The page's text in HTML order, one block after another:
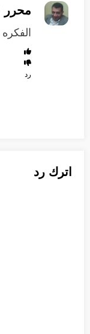
رد
اترك رد